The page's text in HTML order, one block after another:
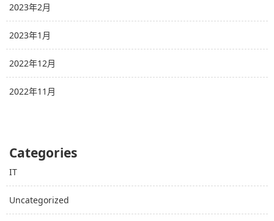
2023年2月
2023年1月
2022年12月
2022年11月
Categories
IT
Uncategorized